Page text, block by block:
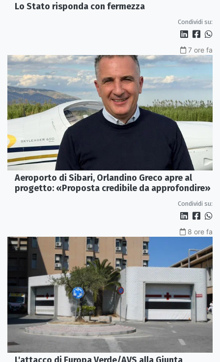
Lo Stato risponda con fermezza
Condividi su:
7 ore fa
Aeroporto di Sibari, Orlandino Greco apre al
progetto: «Proposta credibile da approfondire»
Condividi su:
8 ore fa